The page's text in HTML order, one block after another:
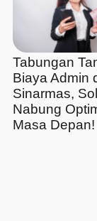
Tabungan
Biaya Admin
Sinarmas,
Nabung
Masa Depan!